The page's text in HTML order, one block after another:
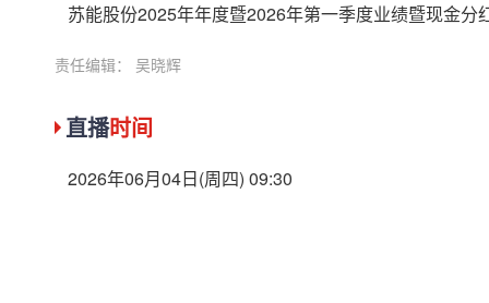
苏能股份2025年年度暨2026年第一季度业绩暨现金
责任编辑： 吴晓辉
直播时间
2026年06月04日(周四) 09:30